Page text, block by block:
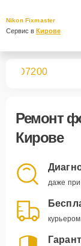
Nikon Fixmaster
Сервис в Кирове
D7200
Ремонт
Кирове
даже при